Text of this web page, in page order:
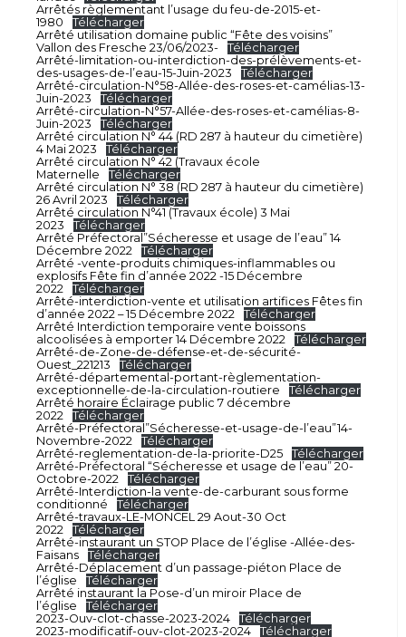
Arrêtés règlementant l’usage du feu-de-2015-et-
1980
Télécharger
Arrêté utilisation domaine public “Fête des voisins”
Vallon des Fresche 23/06/2023-
Télécharger
Arrêté-limitation-ou-interdiction-des-prélèvements-et-
des-usages-de-l’eau-15-Juin-2023
Télécharger
Arrêté-circulation-N°58-Allée-des-roses-et-camélias-13-
Juin-2023
Télécharger
Arrêté-circulation-N°57-Allée-des-roses-et-camélias-8-
Juin-2023
Télécharger
Arrêté circulation N° 44 (RD 287 à hauteur du cimetière)
4 Mai 2023
Télécharger
Arrêté circulation N° 42 (Travaux école
Maternelle
Télécharger
Arrêté circulation N° 38 (RD 287 à hauteur du cimetière)
26 Avril 2023
Télécharger
Arrêté circulation N°41 (Travaux école) 3 Mai
2023
Télécharger
Arrêté Préfectoral”Sécheresse et usage de l’eau” 14
Décembre 2022
Télécharger
Arrêté -vente-produits chimiques-inflammables ou
explosifs Fête fin d’année 2022 -15 Décembre
2022
Télécharger
Arrêté-interdiction-vente et utilisation artifices Fêtes fin
d’année 2022 – 15 Décembre 2022
Télécharger
Arrêté Interdiction temporaire vente boissons
alcoolisées à emporter 14 Décembre 2022
Télécharger
Arrêté-de-Zone-de-défense-et-de-sécurité-
Ouest_221213
Télécharger
Arrêté-départemental-portant-règlementation-
exceptionnelle-de-la-circulation-routiere
Télécharger
Arrêté horaire Éclairage public 7 décembre
2022
Télécharger
Arrêté-Préfectoral”Sécheresse-et-usage-de-l’eau”14-
Novembre-2022
Télécharger
Arrêté-reglementation-de-la-priorite-D25
Télécharger
Arrêté-Préfectoral “Sécheresse et usage de l’eau” 20-
Octobre-2022
Télécharger
Arrêté-Interdiction-la vente-de-carburant sous forme
conditionné
Télécharger
Arrêté-travaux-LE-MONCEL 29 Aout-30 Oct
2022
Télécharger
Arrêté-instaurant un STOP Place de l’église -Allée-des-
Faisans
Télécharger
Arrêté-Déplacement d’un passage-piéton Place de
l’église
Télécharger
Arrêté instaurant la Pose-d’un miroir Place de
l’église
Télécharger
2023-Ouv-clot-chasse-2023-2024
Télécharger
2023-modificatif-ouv-clot-2023-2024
Télécharger